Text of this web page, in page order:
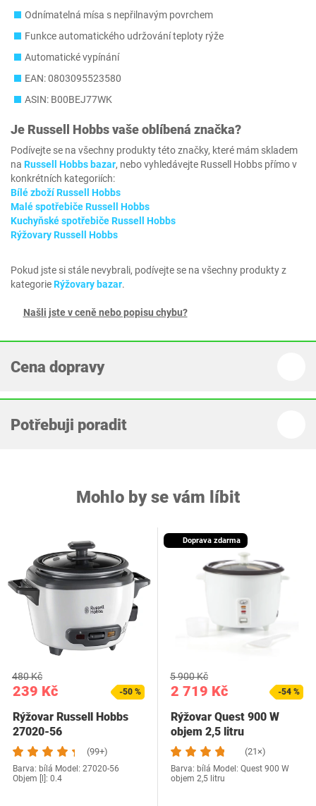
Odnímatelná mísa s nepřilnavým povrchem
Funkce automatického udržování teploty rýže
Automatické vypínání
EAN: 0803095523580
ASIN: B00BEJ77WK
Je Russell Hobbsvaše oblíbená značka?
Podívejte se na všechny produkty této značky, které mám skladem
na Russell Hobbs bazar, nebo vyhledávejte Russell Hobbs přímo v
konkrétních kategoriích:
Bílé zboží Russell Hobbs
Malé spotřebiče Russell Hobbs
Kuchyňské spotřebiče Russell Hobbs
Rýžovary Russell Hobbs
Pokud jste si stále nevybrali, podívejte se na všechny produkty z
kategorieRýžovary bazar.
Našli jste v ceně nebo popisu chybu?
Cena dopravy
Potřebuji poradit
Mohlo by se vám líbit
239 Kč
480 Kč
-50 %
Rýžovar Russell Hobbs
27020-56
(99+)
Barva: bílá Model: 27020-56
Objem [l]: 0.4
Doprava zdarma
2 719 Kč
5 900 Kč
-54 %
Rýžovar Quest 900 W
objem 2,5 litru
(21×)
Barva: bílá Model: Quest 900 W
objem 2,5 litru